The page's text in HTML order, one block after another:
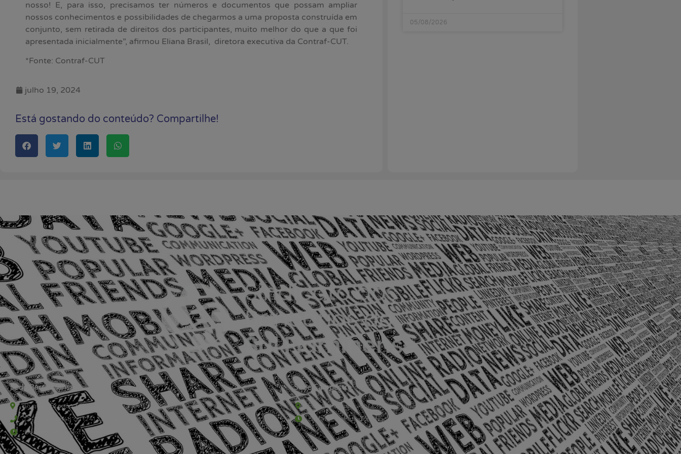
nosso! E, para isso, precisamos ter números e documentos que possam ampliar
nossos conhecimentos e possibilidades de chegarmos a uma proposta construída em
conjunto, sem retirada de direitos dos participantes, muito melhor do que a que foi
apresentada inicialmente”, afirmou Eliana Brasil, diretora executiva da Contraf-CUT.
*Fonte: Contraf-CUT
julho 19, 2024
Está gostando do conteúdo? Compartilhe!
05/08/2026
Sede Barra Mansa
Rua Rio Branco, nº107 (2º andar), Centro - Cep: 27.330-030
(24) 3323-2848 ou (24) 3323-2500
De segunda à sexta-feira , das 9h às 17h.
Sede Campestre:
Estrada Governador Chagas Freitas – 3.780 – Colônia Santo Antônio – Barra Mansa
De terça-feira a domingo, das 9h às 17h